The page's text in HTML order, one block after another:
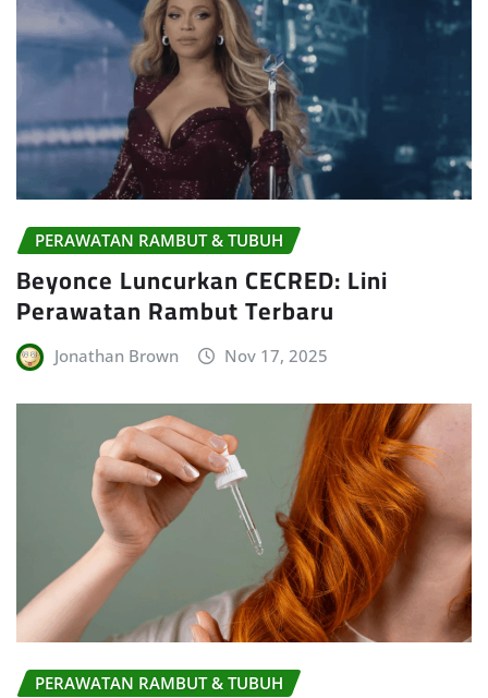
PERAWATAN RAMBUT & TUBUH
Beyonce Luncurkan CECRED: Lini
Perawatan Rambut Terbaru
Jonathan Brown Nov 17, 2025
PERAWATAN RAMBUT & TUBUH